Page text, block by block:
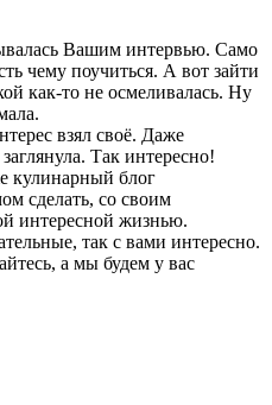
Вашим интервью. Само
чему поучиться. А вот зайти
как-то не осмеливалась. Ну
взял своё. Даже
Так интересно!
кулинарный блог
сделать, со своим
интересной жизнью.
так с вами интересно.
а мы будем у вас